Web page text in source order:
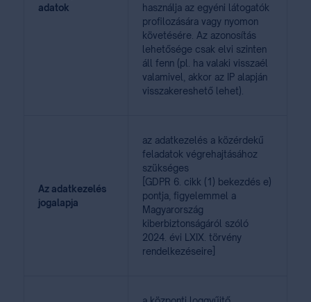
adatok
használja az egyéni látogatók
profilozására vagy nyomon
követésére. Az azonosítás
lehetősége csak elvi szinten
áll fenn (pl. ha valaki visszaél
valamivel, akkor az IP alapján
visszakereshető lehet).
Az adatkezelés
jogalapja
az adatkezelés a közérdekű
feladatok végrehajtásához
szükséges
[GDPR 6. cikk (1) bekezdés e)
pontja, figyelemmel a
Magyarország
kiberbiztonságáról szóló
2024. évi LXIX. törvény
rendelkezéseire]